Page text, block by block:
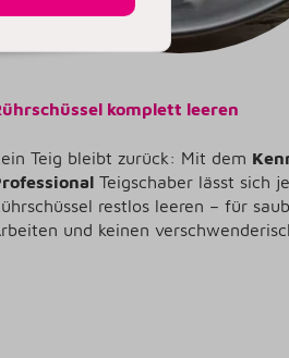
komplett leeren
Teig bleibt zurück: Mit dem
Teigschaber lässt sich
restlos leeren – für
und keinen